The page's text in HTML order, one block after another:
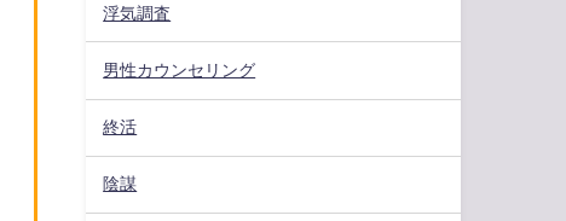
浮気調査
男性カウンセリング
終活
陰謀